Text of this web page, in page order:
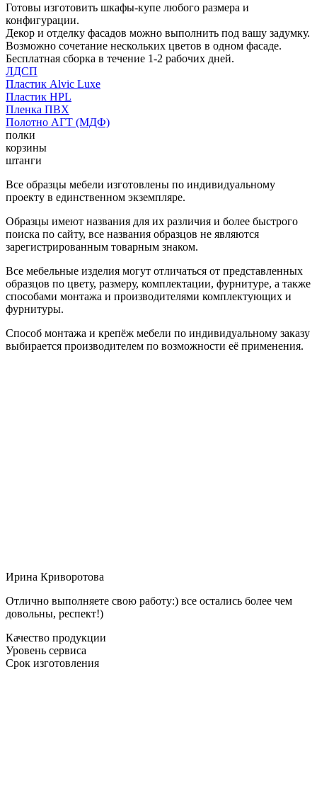
Готовы изготовить шкафы-купе любого размера и
конфигурации.
Декор и отделку фасадов можно выполнить под вашу задумку.
Возможно сочетание нескольких цветов в одном фасаде.
Бесплатная сборка в течение 1-2 рабочих дней.
ЛДСП
Пластик Alvic Luxe
Пластик HPL
Пленка ПВХ
Полотно АГТ (МДФ)
полки
корзины
штанги
Все образцы мебели изготовлены по индивидуальному
проекту в единственном экземпляре.
Образцы имеют названия для их различия и более быстрого
поиска по сайту, все названия образцов не являются
зарегистрированным товарным знаком.
Все мебельные изделия могут отличаться от представленных
образцов по цвету, размеру, комплектации, фурнитуре, а также
способами монтажа и производителями комплектующих и
фурнитуры.
Способ монтажа и крепёж мебели по индивидуальному заказу
выбирается производителем по возможности её применения.
Ирина Криворотова
Отлично выполняете свою работу:) все остались более чем
довольны, респект!)
Качество продукции
Уровень сервиса
Срок изготовления